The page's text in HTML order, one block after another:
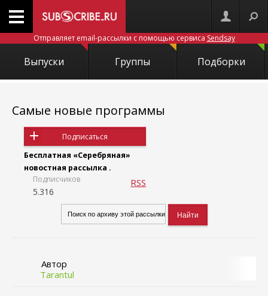
Отправляет email-рассылки с помощью сервиса Sendsay
Выпуски Группы Подборки
Самые новые программы
Подписаться
Бесплатная «Серебряная»
новостная рассылка .
Подписчиков
5.316
RSS
Автор
Tarantul